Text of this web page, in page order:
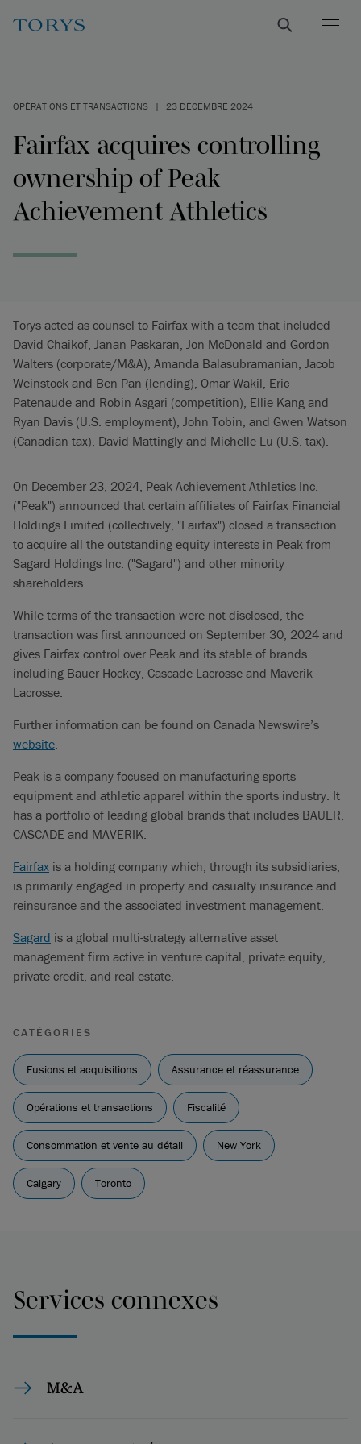
OPÉRATIONS ET TRANSACTIONS | 23 DÉCEMBRE 2024
Fairfax acquires controlling
ownership of Peak
Achievement Athletics
Torys acted as counsel to Fairfax with a team that included
David Chaikof, Janan Paskaran, Jon McDonald and Gordon
Walters (corporate/M&A), Amanda Balasubramanian, Jacob
Weinstock and Ben Pan (lending), Omar Wakil, Eric
Patenaude and Robin Asgari (competition), Ellie Kang and
Ryan Davis (U.S. employment), John Tobin, and Gwen Watson
(Canadian tax), David Mattingly and Michelle Lu (U.S. tax).
On December 23, 2024, Peak Achievement Athletics Inc.
("Peak") announced that certain affiliates of Fairfax Financial
Holdings Limited (collectively, "Fairfax") closed a transaction
to acquire all the outstanding equity interests in Peak from
Sagard Holdings Inc. ("Sagard") and other minority
shareholders.
While terms of the transaction were not disclosed, the
transaction was first announced on September 30, 2024 and
gives Fairfax control over Peak and its stable of brands
including Bauer Hockey, Cascade Lacrosse and Maverik
Lacrosse.
Further information can be found on Canada Newswire’s
website.
Peak is a company focused on manufacturing sports
equipment and athletic apparel within the sports industry. It
has a portfolio of leading global brands that includes BAUER,
CASCADE and MAVERIK.
Fairfax is a holding company which, through its subsidiaries,
is primarily engaged in property and casualty insurance and
reinsurance and the associated investment management.
Sagard is a global multi-strategy alternative asset
management firm active in venture capital, private equity,
private credit, and real estate.
CATÉGORIES
Fusions et acquisitions Assurance et réassurance
Opérations et transactions Fiscalité
Consommation et vente au détail New York
Calgary Toronto
Services connexes
M&A